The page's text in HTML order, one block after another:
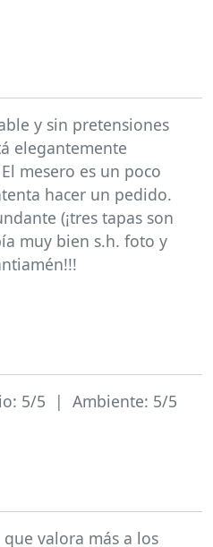
y sin pretensiones
elegantemente
mesero es un poco
hacer un pedido.
(¡tres tapas son
muy bien s.h. foto y
5/5 | Ambiente: 5/5
valora más a los